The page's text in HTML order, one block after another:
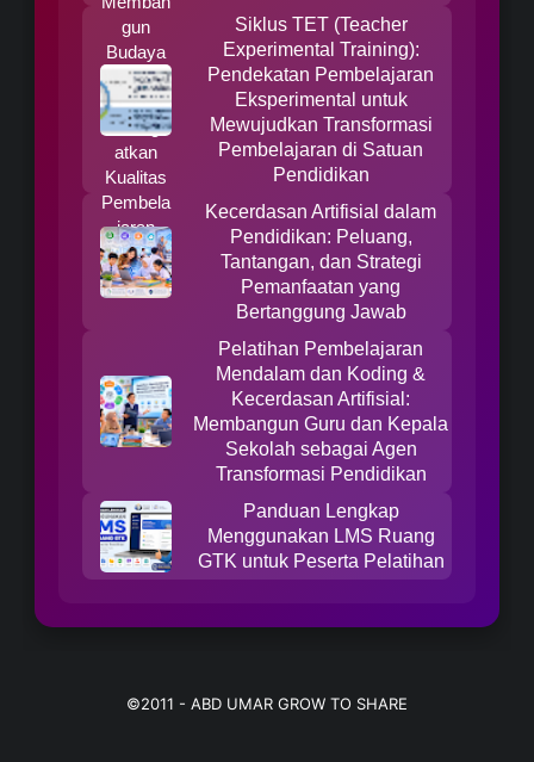
Siklus TET (Teacher
Experimental Training):
Pendekatan Pembelajaran
Eksperimental untuk
Mewujudkan Transformasi
Pembelajaran di Satuan
Pendidikan
Kecerdasan Artifisial dalam
Pendidikan: Peluang,
Tantangan, dan Strategi
Pemanfaatan yang
Bertanggung Jawab
Pelatihan Pembelajaran
Mendalam dan Koding &
Kecerdasan Artifisial:
Membangun Guru dan Kepala
Sekolah sebagai Agen
Transformasi Pendidikan
Panduan Lengkap
Menggunakan LMS Ruang
GTK untuk Peserta Pelatihan
©2011 - ABD UMAR GROW TO SHARE